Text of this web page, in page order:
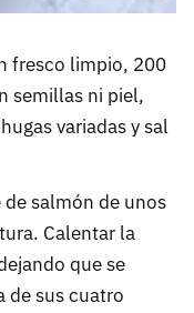
fresco limpio, 200
semillas ni piel,
variadas y sal
salmón de unos
Calentar la
que se
de sus cuatro